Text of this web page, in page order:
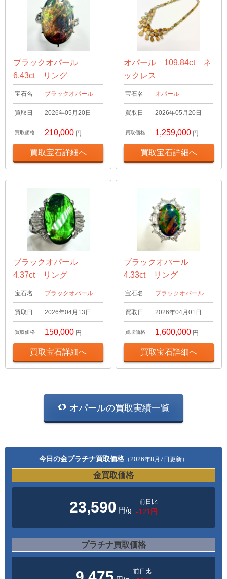
ブラックオパール
6.43ct リング
宝石名 ブラックオパール
買取日 2026年05月20日
買取価格 210,000 円
買取宝石詳細へ
オパール 109.84ct ネ
ックレス
宝石名 オパール
買取日 2026年05月20日
買取価格 1,259,000 円
買取宝石詳細へ
ブラックオパール
4.37ct リング
宝石名 ブラックオパール
買取日 2026年04月13日
買取価格 150,000 円
買取宝石詳細へ
ブラックオパール
4.33ct リング
宝石名 ブラックオパール
買取日 2026年04月01日
買取価格 1,600,000 円
買取宝石詳細へ
オパールの買取実績一覧
今日の金プラチナ買取価格 （2026年8月7日更新）
金買取価格
23,590 円/g
前日比
-121円
プラチナ買取価格
前日比